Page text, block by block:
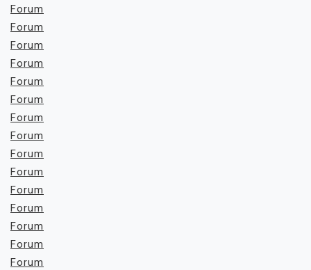
Forum
Forum
Forum
Forum
Forum
Forum
Forum
Forum
Forum
Forum
Forum
Forum
Forum
Forum
Forum